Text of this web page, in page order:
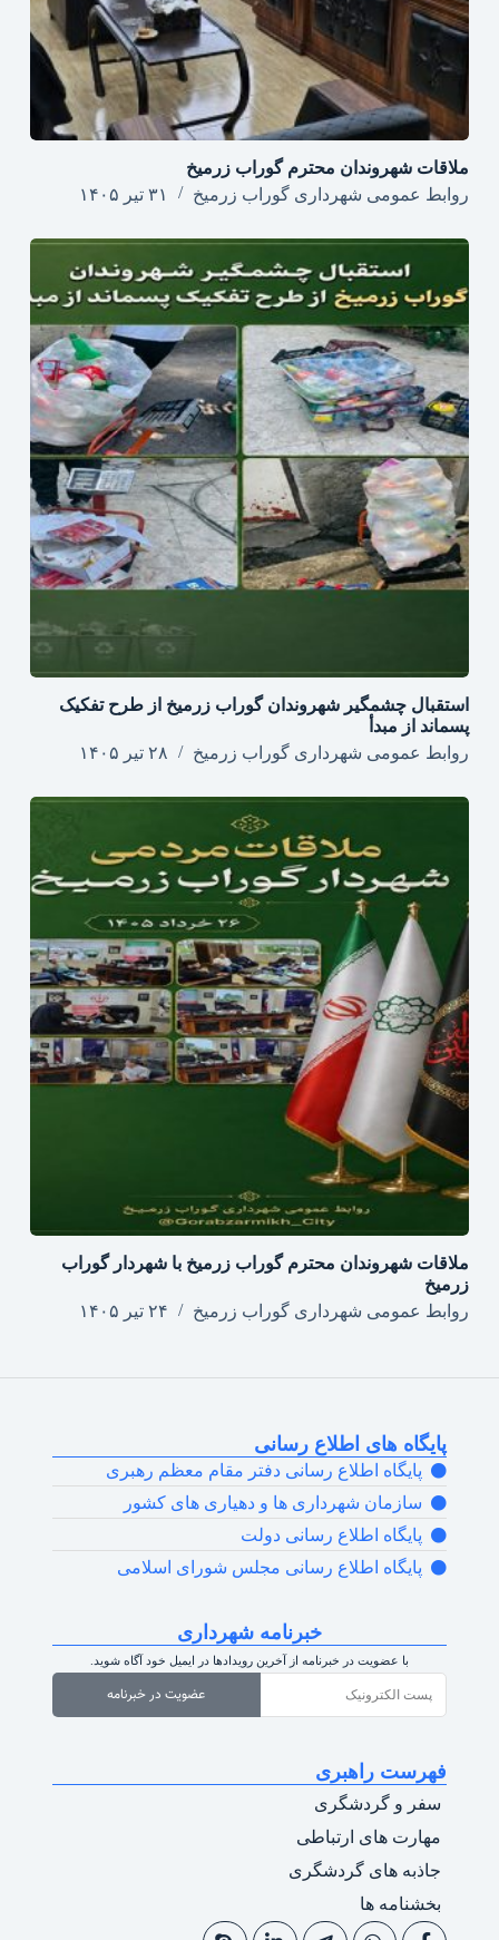
ملاقات شهروندان محترم گوراب زرمیخ
روابط عمومی شهرداری گوراب زرمیخ
۳۱ تیر ۱۴۰۵
استقبال چشمگیر شهروندان گوراب زرمیخ از طرح تفکیک
پسماند از مبدأ
روابط عمومی شهرداری گوراب زرمیخ
۲۸ تیر ۱۴۰۵
ملاقات شهروندان محترم گوراب زرمیخ با شهردار گوراب
زرمیخ
روابط عمومی شهرداری گوراب زرمیخ
۲۴ تیر ۱۴۰۵
پایگاه های اطلاع رسانی
پایگاه اطلاع رسانی دفتر مقام معظم رهبری
سازمان شهرداری ها و دهیاری های کشور
پایگاه اطلاع رسانی دولت
پایگاه اطلاع رسانی مجلس شورای اسلامی
خبرنامه شهرداری
با عضویت در خبرنامه از آخرین رویدادها در ایمیل خود آگاه شوید.
عضویت در خبرنامه
فهرست راهبری
سفر و گردشگری
مهارت های ارتباطی
جاذبه های گردشگری
بخشنامه ها